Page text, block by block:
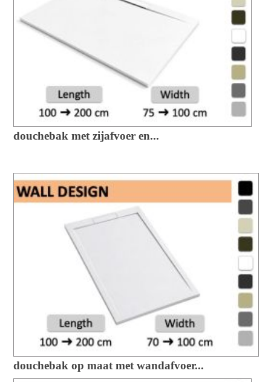
douchebak met zijafvoer en...
douchebak op maat met wandafvoer...